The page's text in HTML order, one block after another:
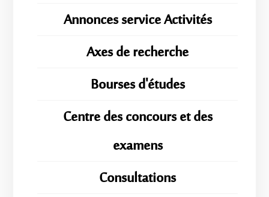
Annonces service Activités
Axes de recherche
Bourses d'études
Centre des concours et des
examens
Consultations